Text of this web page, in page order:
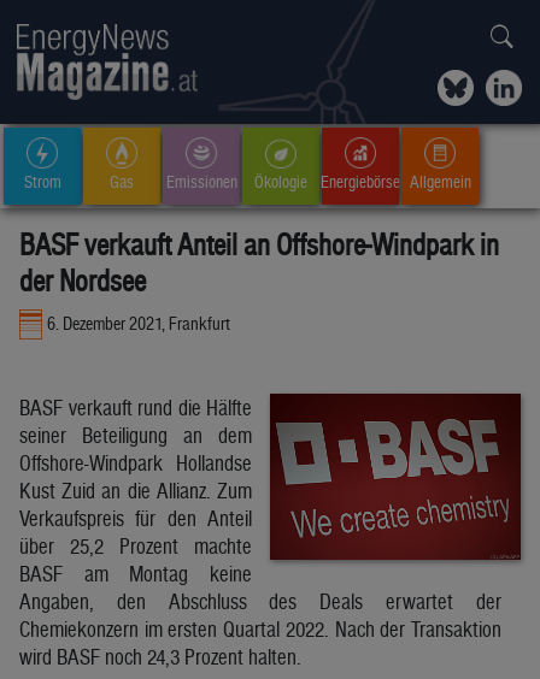
Strom Gas Emissionen Ökologie Energiebörse Allgemein
BASF verkauft Anteil an Offshore-Windpark in
der Nordsee
6. Dezember 2021, Frankfurt
BASF verkauft rund die Hälfte
seiner Beteiligung an dem
Offshore-Windpark Hollandse
Kust Zuid an die Allianz. Zum
Verkaufspreis für den Anteil
über 25,2 Prozent machte
BASF am Montag keine
Angaben, den Abschluss des Deals erwartet der
Chemiekonzern im ersten Quartal 2022. Nach der Transaktion
wird BASF noch 24,3 Prozent halten.